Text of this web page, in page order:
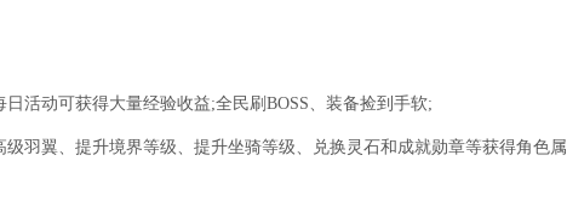
活动可获得大量经验收益;全民刷BOSS、装备捡到手软;
羽翼、提升境界等级、提升坐骑等级、兑换灵石和成就勋章等获得角色属